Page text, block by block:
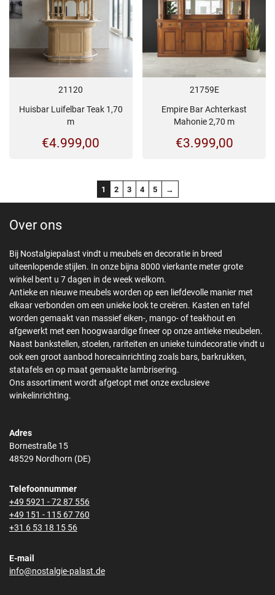
21120
Huisbar Luifelbar Teak 1,70
m
€4.999,00
21759E
Empire Bar Achterkast
Mahonie 2,70 m
€3.999,00
1 2 3 4 5 →
Over ons
Bij Nostalgiepalast vindt u meubels en decoratie in breed
uiteenlopende stijlen. In onze bijna 8000 vierkante meter grote
winkel bent u 7 dagen in de week welkom.
Antieke en nieuwe meubels worden op een liefdevolle manier met
elkaar verbonden om een unieke look te creëren. Kasten en tafel
worden gemaakt van massief eiken-, mango- of teakhout en
afgewerkt met een hoogwaardige fineer op onze antieke meubelen.
Naast bankstellen, stoelen, rariteiten en unieke tuindecoratie vindt u
ook een groot aanbod horecainrichting zoals bars, barkrukken,
statafels en op maat gemaakte lambrisering.
Ons assortiment wordt afgetopt met onze exclusieve
winkelinrichting.
Adres
Bornestraße 15
48529 Nordhorn (DE)
Telefoonnummer
+49 5921 - 72 87 556
+49 151 - 115 67 760
+31 6 53 18 15 56
E-mail
info@nostalgie-palast.de